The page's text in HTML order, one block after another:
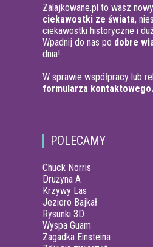
Zalajkowane.pl to wasz
ciekawostki ze świata,
ciekawostki historyczne i
Wpadnij do nas po dobre
dnia!
W sprawie współpracy lub
formularza kontaktowego.
POLECAMY
Chuck Norris
Drużyna A
Krzywy Las
Jezioro Bajkał
Rysunki 3D
Wyspa Guam
Zagadka Einsteina